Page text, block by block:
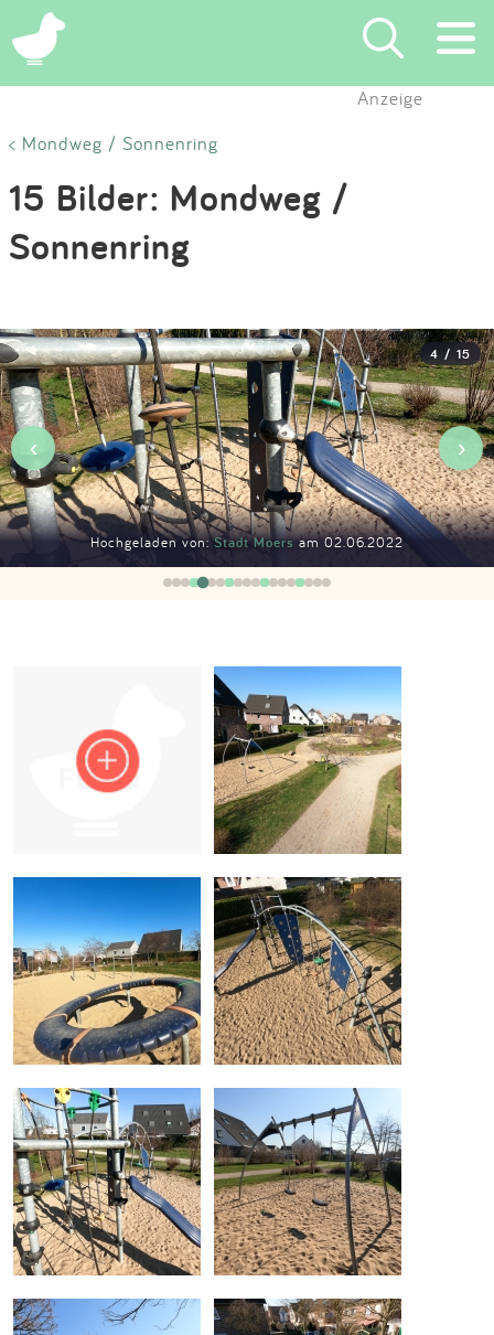
×
Suchen
Eintragen
Blog
Partner
Kontakt
Impressum
Anmelden
Anzeige
< Mondweg / Sonnenring
15 Bilder: Mondweg /
Sonnenring
Hochgeladen von:Stadt Moersam 02.06.2022
4 / 15
‹ ›